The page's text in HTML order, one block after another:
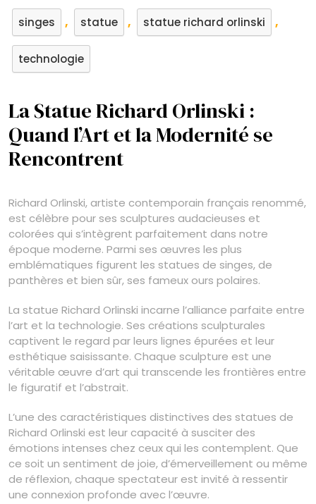
singes , statue , statue richard orlinski ,
technologie
La Statue Richard Orlinski :
Quand l’Art et la Modernité se
Rencontrent
Richard Orlinski, artiste contemporain français renommé,
est célèbre pour ses sculptures audacieuses et
colorées qui s’intègrent parfaitement dans notre
époque moderne. Parmi ses œuvres les plus
emblématiques figurent les statues de singes, de
panthères et bien sûr, ses fameux ours polaires.
La statue Richard Orlinski incarne l’alliance parfaite entre
l’art et la technologie. Ses créations sculpturales
captivent le regard par leurs lignes épurées et leur
esthétique saisissante. Chaque sculpture est une
véritable œuvre d’art qui transcende les frontières entre
le figuratif et l’abstrait.
L’une des caractéristiques distinctives des statues de
Richard Orlinski est leur capacité à susciter des
émotions intenses chez ceux qui les contemplent. Que
ce soit un sentiment de joie, d’émerveillement ou même
de réflexion, chaque spectateur est invité à ressentir
une connexion profonde avec l’œuvre.